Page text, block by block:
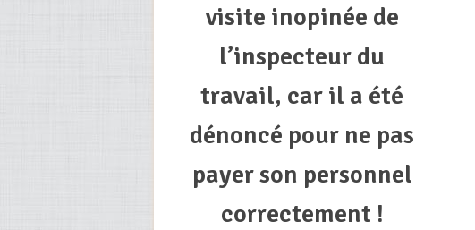
visite inopinée de
l’inspecteur du
travail, car il a été
dénoncé pour ne pas
payer son personnel
correctement !